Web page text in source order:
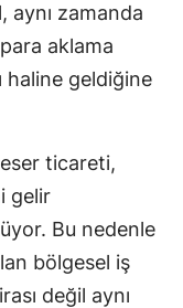
aynı zamanda
aklama
haline geldiğine
ticareti,
gelir
Bu nedenle
bölgesel iş
değil aynı